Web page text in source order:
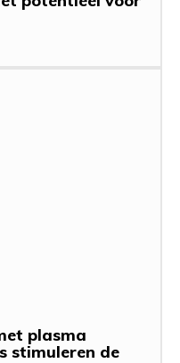
plasma
stimuleren de